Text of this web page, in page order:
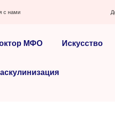
с нами
МФО Искусство